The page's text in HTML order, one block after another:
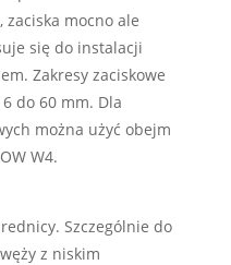
mocno ale
się do instalacji
Zakresy zaciskowe
do 60 mm. Dla
można użyć obejm
W4.
Szczególnie do
z niskim